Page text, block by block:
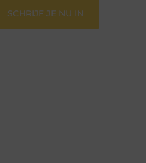
SCHRIJF JE NU IN